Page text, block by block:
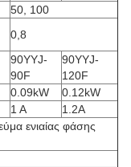
50, 100
0,8
90YYJ-
90F
90YYJ-
120F
0.09kW
0.12kW
1 Α
1.2A
ενιαίας φάσης